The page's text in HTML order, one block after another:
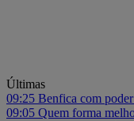
Últimas
09:25 Benfica com
09:05 Quem forma